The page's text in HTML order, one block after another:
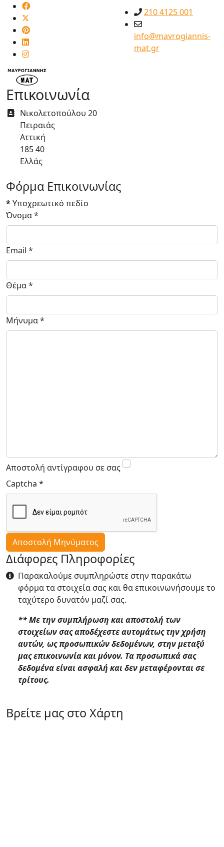
210 4125 001
info@mavrogiannis-
mat.gr
Επικοινωνία
Διεύθυνση
Νικολετοπούλου 20
Πειραιάς
Αττική
185 40
Ελλάς
Φόρμα Επικοινωνίας
*Υποχρεωτικό πεδίο
Όνομα*
Email *
Θέμα*
Μήνυμα*
Αποστολή αντίγραφου σε σας
Captcha *
Αποστολή Μηνύματος
Διάφορες Πληροφορίες
Διάφορες Πληροφορίες
Παρακαλούμε συμπληρώστε στην παρακάτω
φόρμα τα στοιχεία σας και θα επικοινωνήσουμε το
ταχύτερο δυνατόν μαζί σας.
** Με την συμπλήρωση και αποστολή των
στοιχείων σας αποδέχεστε αυτομάτως την χρήση
αυτών, ως προσωπικών δεδομένων, στην μεταξύ
μας επικοινωνία και μόνον. Τα προσωπικά σας
δεδομένα είναι ασφαλή και δεν μεταφέρονται σε
τρίτους.
Βρείτε μας στο Χάρτη